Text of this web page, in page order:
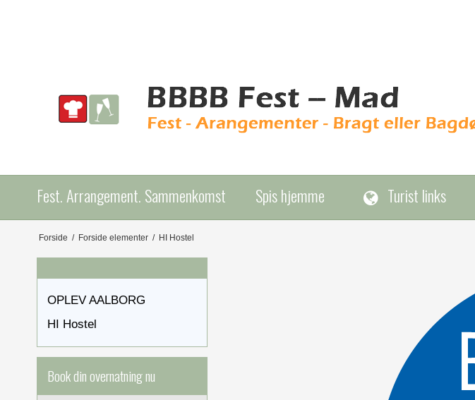
Fest. Arrangement. Sammenkomst Spis hjemme Turist links
Forside / Forside elementer / HI Hostel
OPLEV AALBORG
HI Hostel
Book din overnatning nu